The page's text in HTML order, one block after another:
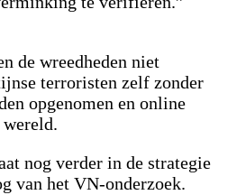
de wreedheden niet
terroristen zelf zonder
opgenomen en online
wereld.
nog verder in de strategie
van het VN-onderzoek.